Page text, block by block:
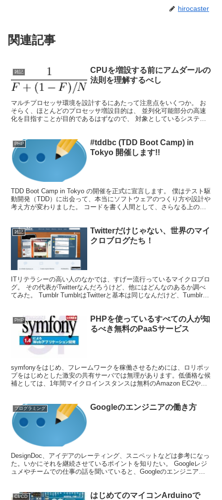
hirocaster
関連記事
雑記
CPUを増設する前にアムダールの
法則を理解するべし
マルチプロセッサ環境を設計するにあたって注意点をいくつか。 お
そらく、ほとんどのプロセッサ増設目的は、 並列化可能部分の高速
化を目指すことが目的であるはずなので、 対象としているシステム
PHP
#tddbc (TDD Boot Camp) in
Tokyo 開催します!!
TDD Boot Camp in Tokyo の開催を正式に宣言します。 僕はテスト駆
動開発（TDD）に出会って、本当にソフトウェアのつくり方や設計や
考え方が変わりました。 コードを書く人間として、さらなる上のス
雑記
Twitterだけじゃない、世界のマイ
クロブログたち！
ITリテラシーの高い人のなかでは、すげー流行っているマイクロブロ
グ。 その代表がTwitterなんだろうけど、他にはどんなのあるか調べ
てみた。 Tumblr TumblrはTwitterと基本は同じなんだけど、Tumblrは
PHP
PHPを使っているすべての人が知
るべき無料のPaaSサービス
symfonyをはじめ、フレームワークを稼働させるためには、ロリポッ
プをはじめとした激安の共有サーバでは無理があります。低価格な候
補としては、1年間マイクロインスタンスは無料のAmazon EC2や月
プログラミング Googleのエンジニアの働き方
DesignDoc、アイデアのレーティング、スニペットなどは参考になっ
た。いかにそれを継続させているポイントを知りたい。 Googleレジ
ュメやチームでの仕事の話を聞いていると、Googleのエンジニアは
CI/CD
はじめてのマイコンArduinoで